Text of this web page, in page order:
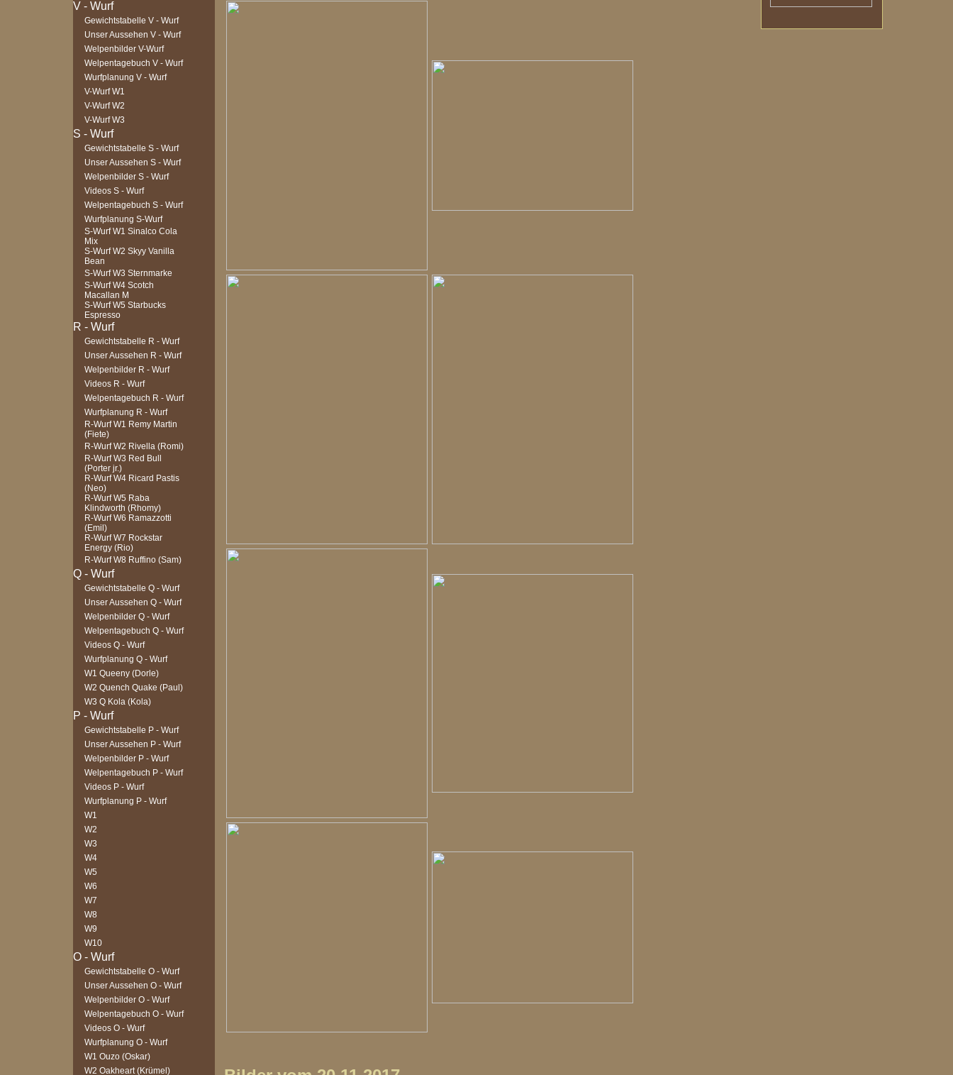
Gewichtstabelle V - Wurf
Unser Aussehen V - Wurf
Welpenbilder V-Wurf
Welpentagebuch V - Wurf
Wurfplanung V - Wurf
V-Wurf W1
V-Wurf W2
V-Wurf W3
Gewichtstabelle S - Wurf
Unser Aussehen S - Wurf
Welpenbilder S - Wurf
Videos S - Wurf
Welpentagebuch S - Wurf
Wurfplanung S-Wurf
S-Wurf W1 Sinalco Cola
Mix
S-Wurf W2 Skyy Vanilla
Bean
S-Wurf W3 Sternmarke
S-Wurf W4 Scotch
Macallan M
S-Wurf W5 Starbucks
Espresso
Gewichtstabelle R - Wurf
Unser Aussehen R - Wurf
Welpenbilder R - Wurf
Videos R - Wurf
Welpentagebuch R - Wurf
Wurfplanung R - Wurf
R-Wurf W1 Remy Martin
(Fiete)
R-Wurf W2 Rivella (Romi)
R-Wurf W3 Red Bull
(Porter jr.)
R-Wurf W4 Ricard Pastis
(Neo)
R-Wurf W5 Raba
Klindworth (Rhomy)
R-Wurf W6 Ramazzotti
(Emil)
R-Wurf W7 Rockstar
Energy (Rio)
R-Wurf W8 Ruffino (Sam)
Gewichtstabelle Q - Wurf
Unser Aussehen Q - Wurf
Welpenbilder Q - Wurf
Welpentagebuch Q - Wurf
Videos Q - Wurf
Wurfplanung Q - Wurf
W1 Queeny (Dorle)
W2 Quench Quake (Paul)
W3 Q Kola (Kola)
Gewichtstabelle P - Wurf
Unser Aussehen P - Wurf
Welpenbilder P - Wurf
Welpentagebuch P - Wurf
Videos P - Wurf
Wurfplanung P - Wurf
W1
W2
W3
W4
W5
W6
W7
W8
W9
W10
Gewichtstabelle O - Wurf
Unser Aussehen O - Wurf
Welpenbilder O - Wurf
Welpentagebuch O - Wurf
Videos O - Wurf
Wurfplanung O - Wurf
W1 Ouzo (Oskar)
W2 Oakheart (Krümel)